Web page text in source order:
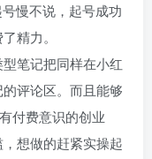
慢不说，起号成功
精力。
笔记把同样在小红
评论区。而且能够
付费意识的创业
想做的赶紧实操起